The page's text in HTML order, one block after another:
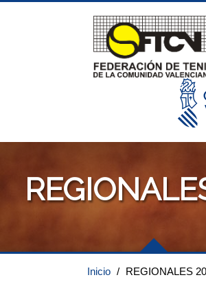
Inicio / REGIONALES